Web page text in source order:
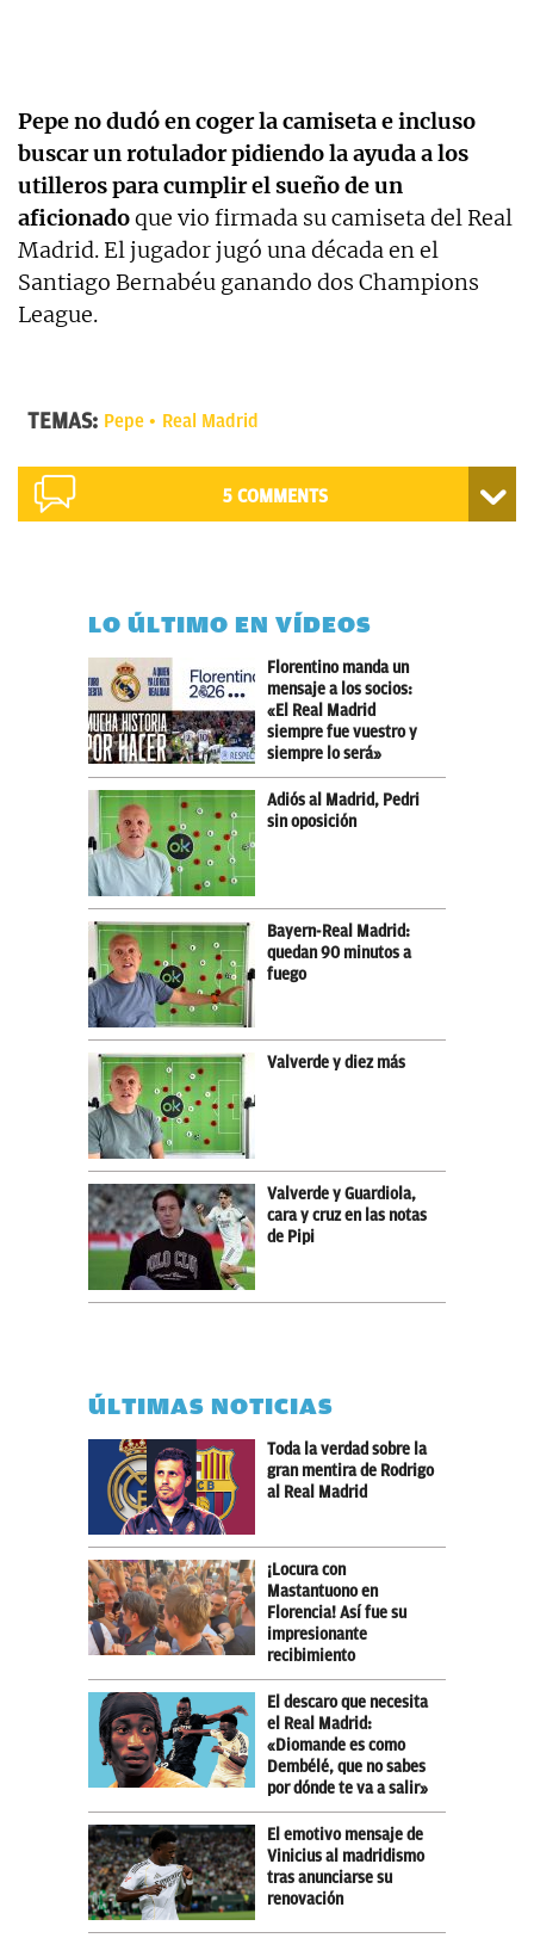
Pepe no dudó en coger la camiseta e incluso
buscar un rotulador pidiendo la ayuda a los
utilleros para cumplir el sueño de un
aficionadoque vio firmada su camiseta del Real
Madrid. El jugador jugó una década en el
Santiago Bernabéu ganando dos Champions
League.
TEMAS: Pepe Real Madrid
5 COMMENTS
LO ÚLTIMO EN VÍDEOS
Florentino manda un
mensaje a los socios:
«El Real Madrid
siempre fue vuestro y
siempre lo será»
Adiós al Madrid, Pedri
sin oposición
Bayern-Real Madrid:
quedan 90 minutos a
fuego
Valverde y diez más
Valverde y Guardiola,
cara y cruz en las notas
de Pipi
ÚLTIMAS NOTICIAS
Toda la verdad sobre la
gran mentira de Rodrigo
al Real Madrid
¡Locura con
Mastantuono en
Florencia! Así fue su
impresionante
recibimiento
El descaro que necesita
el Real Madrid:
«Diomande es como
Dembélé, que no sabes
por dónde te va a salir»
El emotivo mensaje de
Vinicius al madridismo
tras anunciarse su
renovación